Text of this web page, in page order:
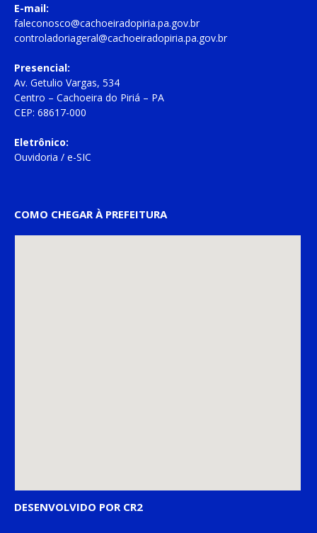
E-mail:
faleconosco@cachoeiradopiria.pa.gov.br
controladoriageral@cachoeiradopiria.pa.gov.br
Presencial:
Av. Getulio Vargas, 534
Centro – Cachoeira do Piriá – PA
CEP: 68617-000
Eletrônico:
Ouvidoria / e-SIC
COMO CHEGAR À PREFEITURA
DESENVOLVIDO POR CR2